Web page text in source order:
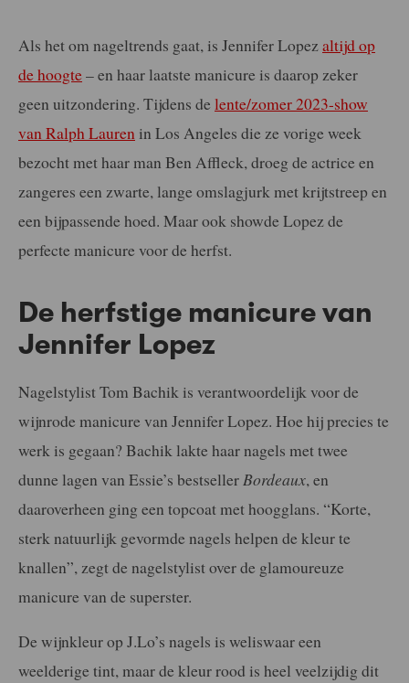
Als het om nageltrends gaat, is Jennifer Lopezaltijd op
de hoogte– en haar laatste manicure is daarop zeker
geen uitzondering. Tijdens de lente/zomer 2023-show
van Ralph Lauren in Los Angeles die ze vorige week
bezocht met haar man Ben Affleck, droeg de actrice en
zangeres een zwarte, lange omslagjurk met krijtstreep en
een bijpassende hoed. Maar ook showde Lopez de
perfecte manicure voor de herfst.
De herfstige manicure van
Jennifer Lopez
Nagelstylist Tom Bachik is verantwoordelijk voor de
wijnrode manicure van Jennifer Lopez. Hoe hij precies te
werk is gegaan? Bachik lakte haar nagels met twee
dunne lagen van Essie’s bestseller Bordeaux, en
daaroverheen ging een topcoat met hoogglans. “Korte,
sterk natuurlijk gevormde nagels helpen de kleur te
knallen”, zegt de nagelstylist over de glamoureuze
manicure van de superster.
De wijnkleur op J.Lo’s nagels is weliswaar een
weelderige tint, maar de kleur rood is heel veelzijdig dit